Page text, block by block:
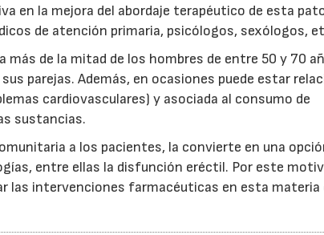
en la mejora del abordaje terapéutico de esta
de atención primaria, psicólogos, sexólogos,
de la mitad de los hombres de entre 50 y 70
parejas. Además, en ocasiones puede estar
cardiovasculares) y asociada al consumo de
sustancias.
a los pacientes, la convierte en una
entre ellas la disfunción eréctil. Por este
las intervenciones farmacéuticas en esta materia